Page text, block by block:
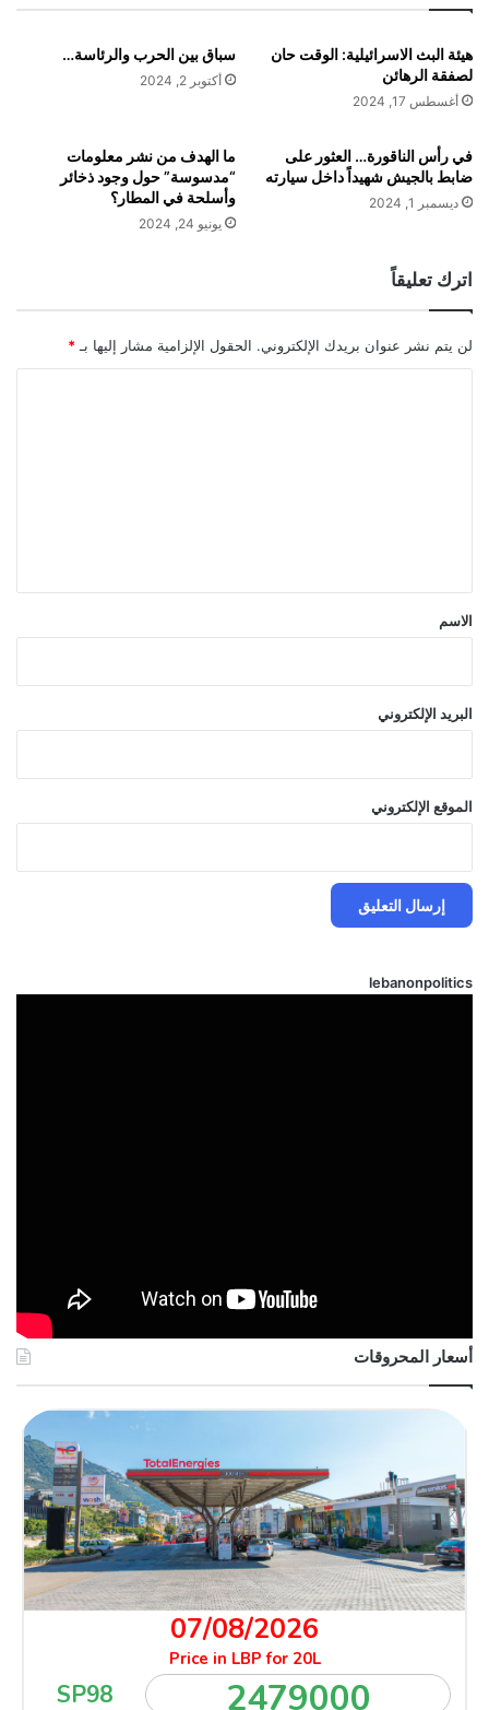
هيئة البث الاسرائيلية: الوقت حان
لصفقة الرهائن
أغسطس 17, 2024
سباق بين الحرب والرئاسة…
أكتوبر 2, 2024
في رأس الناقورة… العثور على
ضابط بالجيش شهيداً داخل سيارته
ديسمبر 1, 2024
ما الهدف من نشر معلومات
“مدسوسة” حول وجود ذخائر
وأسلحة في المطار؟
يونيو 24, 2024
اترك تعليقاً
لن يتم نشر عنوان بريدك الإلكتروني. الحقول الإلزامية مشار إليها بـ *
*
الاسم
البريد الإلكتروني
الموقع الإلكتروني
lebanonpolitics
أسعار المحروقات